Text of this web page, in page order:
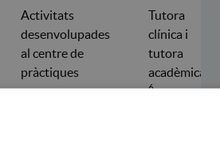
Activitats
desenvolupades
al centre de
pràctiques
Tutora
clínica i
tutora
acadèmica
6